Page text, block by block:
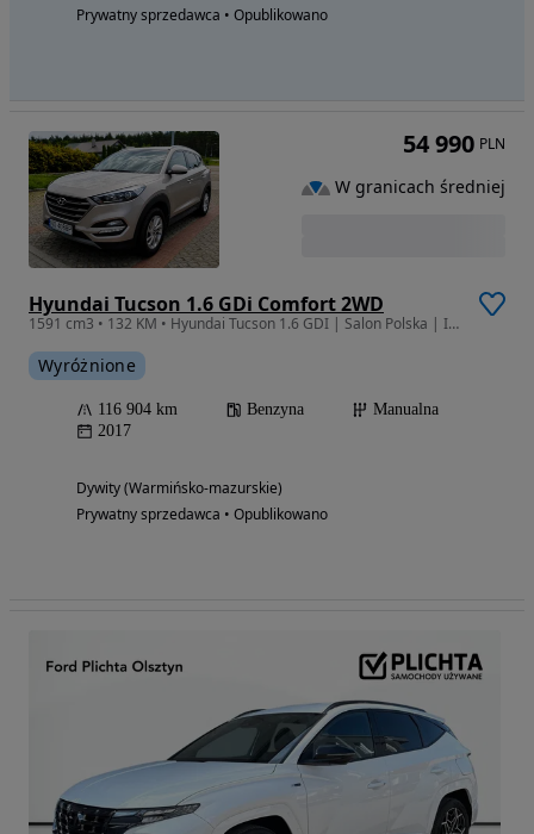
Prywatny sprzedawca • Opublikowano
Hyundai Tucson 1.6 GDi Comfort 2WD
1591 cm3 • 132 KM • Hyundai Tucson 1.6 GDI | Salon Polska | I właściciel | FV 23%
Wyróżnione
116 904 km Benzyna
Manualna
2017
Dywity (Warmińsko-mazurskie)
Prywatny sprzedawca • Opublikowano
54 990 PLN
W granicach średniej